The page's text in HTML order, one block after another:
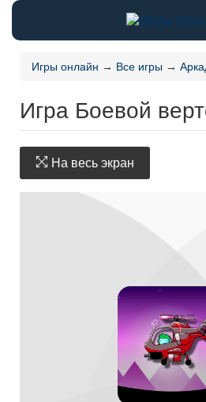
Игры онлайн → Все игры →
Игра Боевой
На весь экран